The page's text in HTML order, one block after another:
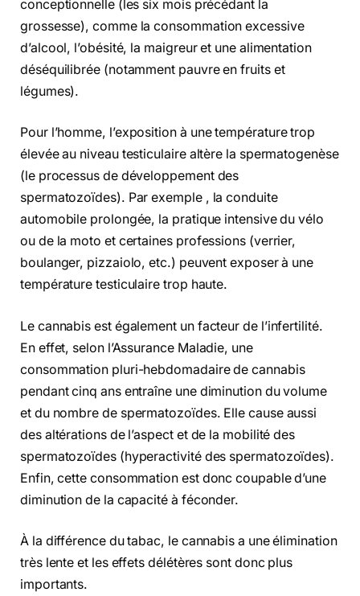
conceptionnelle (les six mois précédant la
grossesse), comme la consommation excessive
d’alcool, l’obésité, la maigreur et une alimentation
déséquilibrée (notamment pauvre en fruits et
légumes).
Pour l’homme, l’exposition à une température trop
élevée au niveau testiculaire altère la spermatogenèse
(le processus de développement des
spermatozoïdes). Par exemple , la conduite
automobile prolongée, la pratique intensive du vélo
ou de la moto et certaines professions (verrier,
boulanger, pizzaiolo, etc.) peuvent exposer à une
température testiculaire trop haute.
Le cannabis est également un facteur de l’infertilité.
En effet, selon l’Assurance Maladie, une
consommation pluri-hebdomadaire de cannabis
pendant cinq ans entraîne une diminution du volume
et du nombre de spermatozoïdes. Elle cause aussi
des altérations de l’aspect et de la mobilité des
spermatozoïdes (hyperactivité des spermatozoïdes).
Enfin, cette consommation est donc coupable d’une
diminution de la capacité à féconder.
À la différence du tabac, le cannabis a une élimination
très lente et les effets délétères sont donc plus
importants.